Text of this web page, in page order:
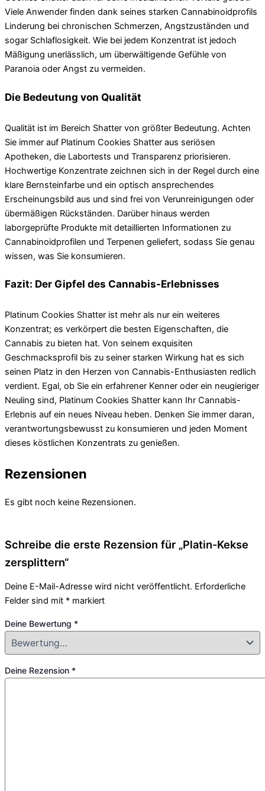
Viele Anwender finden dank seines starken Cannabinoidprofils
Linderung bei chronischen Schmerzen, Angstzuständen und
sogar Schlaflosigkeit. Wie bei jedem Konzentrat ist jedoch
Mäßigung unerlässlich, um überwältigende Gefühle von
Paranoia oder Angst zu vermeiden.
Die Bedeutung von Qualität
Qualität ist im Bereich Shatter von größter Bedeutung. Achten
Sie immer auf Platinum Cookies Shatter aus seriösen
Apotheken, die Labortests und Transparenz priorisieren.
Hochwertige Konzentrate zeichnen sich in der Regel durch eine
klare Bernsteinfarbe und ein optisch ansprechendes
Erscheinungsbild aus und sind frei von Verunreinigungen oder
übermäßigen Rückständen. Darüber hinaus werden
laborgeprüfte Produkte mit detaillierten Informationen zu
Cannabinoidprofilen und Terpenen geliefert, sodass Sie genau
wissen, was Sie konsumieren.
Fazit: Der Gipfel des Cannabis-Erlebnisses
Platinum Cookies Shatter ist mehr als nur ein weiteres
Konzentrat; es verkörpert die besten Eigenschaften, die
Cannabis zu bieten hat. Von seinem exquisiten
Geschmacksprofil bis zu seiner starken Wirkung hat es sich
seinen Platz in den Herzen von Cannabis-Enthusiasten redlich
verdient. Egal, ob Sie ein erfahrener Kenner oder ein neugieriger
Neuling sind, Platinum Cookies Shatter kann Ihr Cannabis-
Erlebnis auf ein neues Niveau heben. Denken Sie immer daran,
verantwortungsbewusst zu konsumieren und jeden Moment
dieses köstlichen Konzentrats zu genießen.
Rezensionen
Es gibt noch keine Rezensionen.
Schreibe die erste Rezension für „Platin-Kekse
zersplittern“
Deine E-Mail-Adresse wird nicht veröffentlicht. Erforderliche
Felder sind mit * markiert
Deine Bewertung *
Deine Rezension *